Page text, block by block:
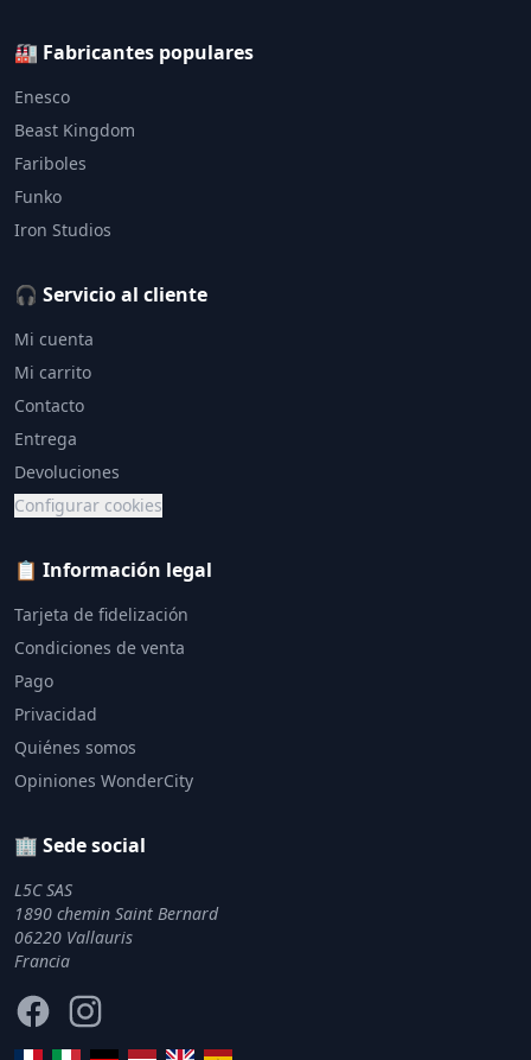
🏭 Fabricantes populares
Enesco
Beast Kingdom
Fariboles
Funko
Iron Studios
🎧 Servicio al cliente
Mi cuenta
Mi carrito
Contacto
Entrega
Devoluciones
Configurar cookies
📋 Información legal
Tarjeta de fidelización
Condiciones de venta
Pago
Privacidad
Quiénes somos
Opiniones WonderCity
🏢 Sede social
L5C SAS
1890 chemin Saint Bernard
06220 Vallauris
Francia
FacebookInstagram